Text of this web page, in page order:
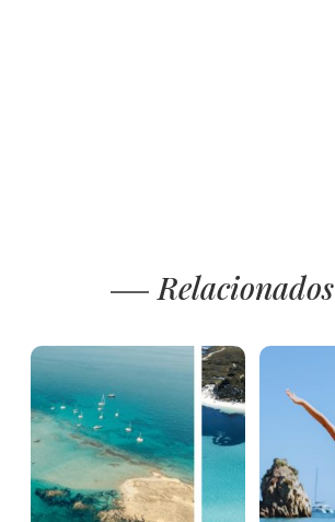
Relacionados